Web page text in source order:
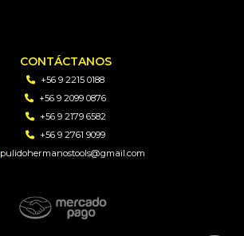
CONTÁCTANOS
+56 9 2215 0188
+56 9 2099 0876
+56 9 2179 6582
+56 9 2761 9099
pulidohermanostools@gmail.com